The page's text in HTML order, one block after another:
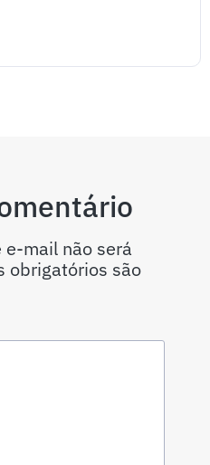
e-mail não será
obrigatórios são